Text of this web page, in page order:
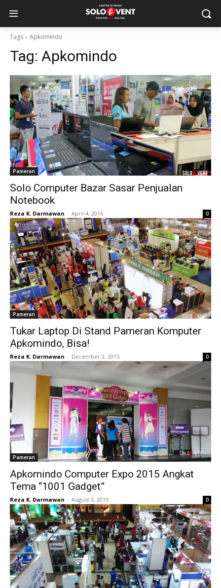
Tags Apkomindo
Tag: Apkomindo
Pameran
Solo Computer Bazar Sasar Penjualan
Notebook
Reza K. Darmawan - April 4, 2016 0
Pameran
Tukar Laptop Di Stand Pameran Komputer
Apkomindo, Bisa!
Reza K. Darmawan - December 2, 2015 0
Pameran
Apkomindo Computer Expo 2015 Angkat
Tema “1001 Gadget”
Reza K. Darmawan - August 3, 2015 0